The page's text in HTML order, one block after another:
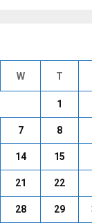
W T
1
7 8
14 15
21 22
28 29